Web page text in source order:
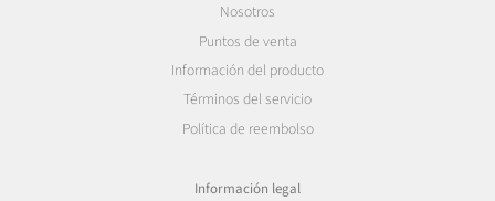
Nosotros
Puntos de venta
Información del producto
Términos del servicio
Política de reembolso
Información legal